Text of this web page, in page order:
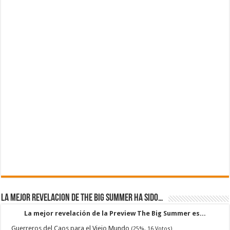
La mejor revelacion de The Big Summer ha sido…
La mejor revelación de la Preview The Big Summer es...
Guerreros del Caos para el Viejo Mundo (25%, 16 Votos)